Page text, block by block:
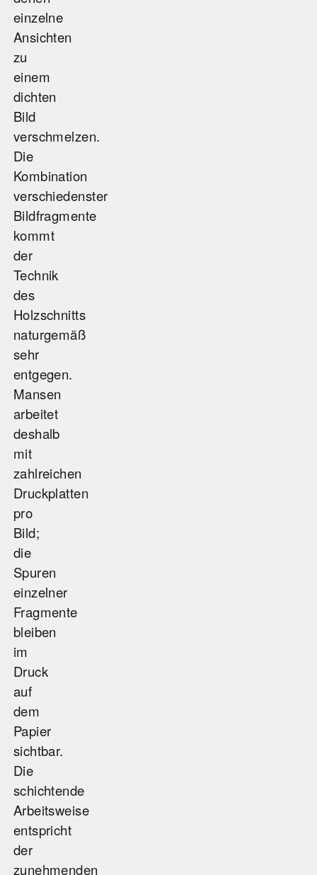
einzelne
Ansichten
zu
einem
dichten
Bild
verschmelzen.
Die
Kombination
verschiedenster
Bildfragmente
kommt
der
Technik
des
Holzschnitts
naturgemäß
sehr
entgegen.
Mansen
arbeitet
deshalb
mit
zahlreichen
Druckplatten
pro
Bild;
die
Spuren
einzelner
Fragmente
bleiben
im
Druck
auf
dem
Papier
sichtbar.
Die
schichtende
Arbeitsweise
entspricht
der
zunehmenden